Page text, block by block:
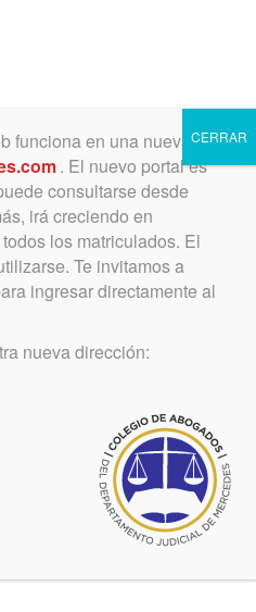
Toggle
navigation
para
funciona en una nueva
. El nuevo portal es
consultarse desde
irá creciendo en
los matriculados. El
Te invitamos a
ingresar directamente al
nueva dirección:
CERRAR